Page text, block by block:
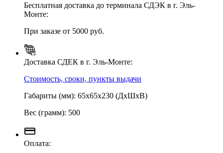
Бесплатная доставка до терминала СДЭК в г. Эль-
Монте:
При заказе от 5000 руб.
Доставка СДЕК в г. Эль-Монте:
Стоимость, сроки, пункты выдачи
Габариты (мм): 65х65х230 (ДхШхВ)
Вес (грамм): 500
Оплата: